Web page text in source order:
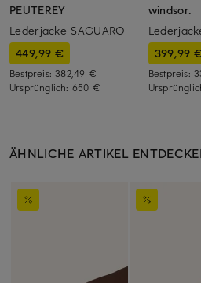
PEUTEREY
Lederjacke SAGUARO
449,99 €
Bestpreis:382,49 €
Ursprünglich: 650 €
windsor.
399,99 €
Bestpreis:
ÄHNLICHE ARTIKEL